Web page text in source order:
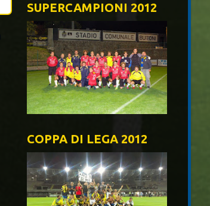
SUPERCAMPIONI 2012
COPPA DI LEGA 2012